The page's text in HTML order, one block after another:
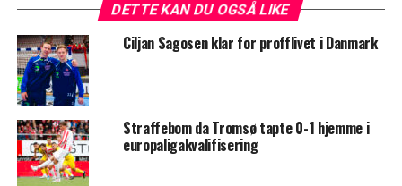
DETTE KAN DU OGSÅ LIKE
Ciljan Sagosen klar for profflivet i Danmark
Straffebom da Tromsø tapte 0-1 hjemme i
europaligakvalifisering